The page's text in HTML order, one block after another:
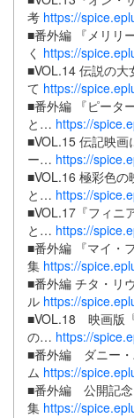
考 https://
■番外編 『メリリ
く https://
■VOL.14 伝説の大
て https://
■番外編 『ピータ
と… https://
■VOL.15 伝記映画
ー… https://
■VOL.16 極彩色の
と… https://
■VOL.17『フィニ
と… https://
■番外編 『マイ・
集 https://
■番外編 チタ・リ
ル https://
■VOL.18 映画版
の… https://
■番外編 ダニー・
ム https://
■番外編 公開記念
集 https://